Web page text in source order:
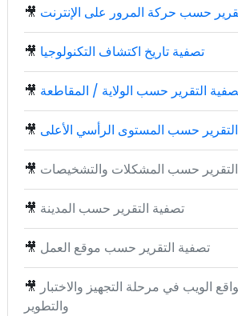
🎥 حسب حركة المرور على الإنترنت
🎥 تصفية تاريخ اكتشاف التكنولوجيا
🎥 التقرير حسب الولاية / المقاطعة
🎥 حسب المستوى الرأسي الأعلى
🎥 حسب المشكلات والتشخيصات
🎥 تصفية التقرير حسب المدينة
🎥 تصفية التقرير حسب موقع العمل
🎥 الويب في مرحلة التجهيز والاختبار
والتطوير